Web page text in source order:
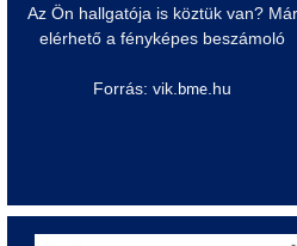
Az Ön hallgatója is köztük van? Már
elérhető a fényképes beszámoló
Forrás: vik. bme .hu